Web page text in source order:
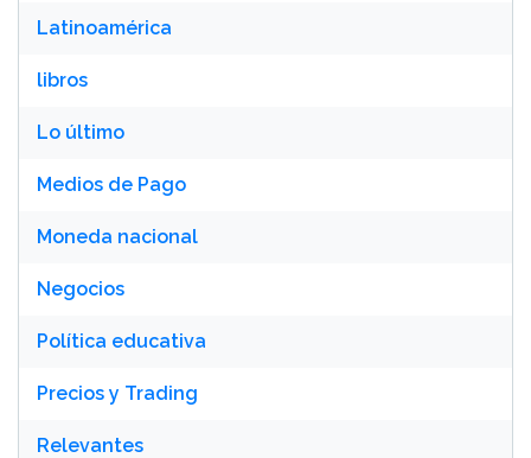
Latinoamérica
libros
Lo último
Medios de Pago
Moneda nacional
Negocios
Política educativa
Precios y Trading
Relevantes